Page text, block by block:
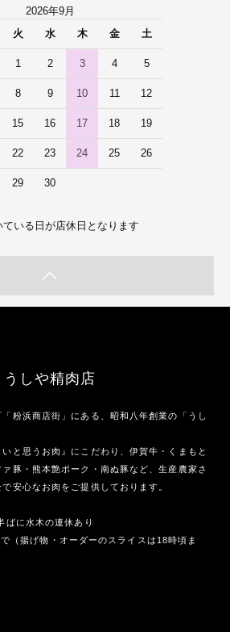
2026年9月
火 水 木 金 土
1 2 3 4 5
8 9 10 11 12
15 16 17 18 19
22 23 24 25 26
29 30
ている日が店休日となります
うしや精肉店
粉浜商店街」にある、昭和八年創業の「うし
いと思うお肉』にこだわり、伊賀牛・くまもと
豚・熊本艶ポーク・南ぬ豚など、生産農家さ
安心なお肉をご提供しております。
に水木の連休あり
揚げ物・オーダーのスライスは18時頃ま